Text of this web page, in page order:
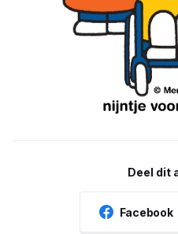
Deel dit
Facebook